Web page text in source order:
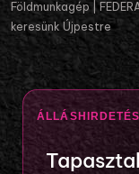
Földmunkagép |
keresünk Újpestre
ÁLLÁSHIRDETÉS